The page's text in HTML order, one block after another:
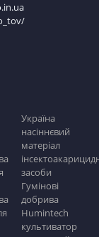
Україна
насіннєвий
матеріал
засоби
Гумінові
добрива
Humintech
культиватор